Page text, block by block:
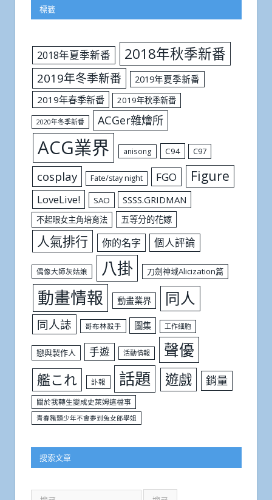
標籤
2018年夏季新番 2018年秋季新番
2019年冬季新番
2019年夏季新番
2019年春季新番
2019年秋季新番
2020年冬季新番 ACGer雜燴所
ACG業界 anisong C94 C97
cosplay Fate/stay night FGO Figure
LoveLive! SAO SSSS.GRIDMAN
不起眼女主角培育法 五等分的花嫁
人氣排行 你的名字 個人評論
偶像大師灰姑娘 八掛 刀劍神域Alicization篇
動畫情報 動畫業界 同人
同人誌 哥布林殺手 圖集 工作細胞
戀與製作人 手遊 活動情報 聲優
艦これ 訃報 話題 遊戲 銷量
關於我轉生變成史萊姆這檔事
青春豬頭少年不會夢到兔女郎學姐
搜索文章